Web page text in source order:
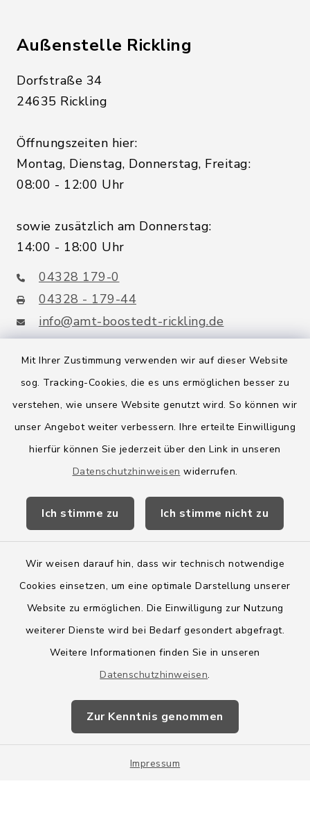
Mit Ihrer Zustimmung verwenden wir auf dieser Website
sog. Tracking-Cookies, die es uns ermöglichen besser zu
verstehen, wie unsere Website genutzt wird. So können wir
unser Angebot weiter verbessern. Ihre erteilte Einwilligung
hierfür können Sie jederzeit über den Link in unseren
Datenschutzhinweisen widerrufen.
Ich stimme zu Ich stimme nicht zu
Wir weisen darauf hin, dass wir technisch notwendige
Cookies einsetzen, um eine optimale Darstellung unserer
Website zu ermöglichen. Die Einwilligung zur Nutzung
weiterer Dienste wird bei Bedarf gesondert abgefragt.
Weitere Informationen finden Sie in unseren
Datenschutzhinweisen.
Zur Kenntnis genommen
Impressum
Außenstelle Rickling
Dorfstraße 34
24635 Rickling
Öffnungszeiten hier:
Montag, Dienstag, Donnerstag, Freitag:
08:00 - 12:00 Uhr
sowie zusätzlich am Donnerstag:
14:00 - 18:00 Uhr
04328 179-0
04328 - 179-44
info@amt-boostedt-rickling.de
Quicklinks
Amt Boostedt-Rickling
Amtsbroschüre
Wege-Zweckverband
Barrierefreiheit
Impressum
Sitemap